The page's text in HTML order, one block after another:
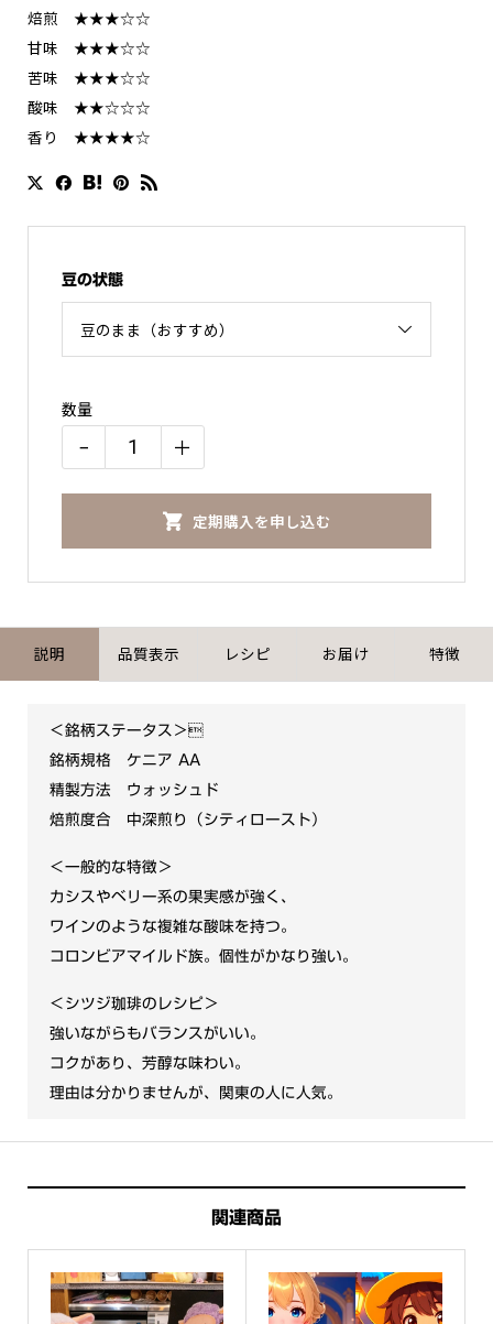
焙煎 ★★★☆☆
甘味 ★★★☆☆
苦味 ★★★☆☆
酸味 ★★☆☆☆
香り ★★★★☆
豆の状態
数量
柄
指
名】
ニ
ア
個
− ＋
定期購入を申し込む
説明 品質表示 レシピ お届け 特徴
＜銘柄ステータス＞
銘柄規格 ケニア AA
精製方法 ウォッシュド
焙煎度合 中深煎り（シティロースト）
＜一般的な特徴＞
カシスやベリー系の果実感が強く、
ワインのような複雑な酸味を持つ。
コロンビアマイルド族。個性がかなり強い。
＜シツジ珈琲のレシピ＞
強いながらもバランスがいい。
コクがあり、芳醇な味わい。
理由は分かりませんが、関東の人に人気。
関連商品